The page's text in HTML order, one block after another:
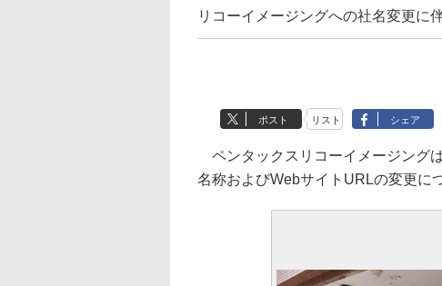
リコーイメージングへの社名変更に
ポスト リスト シェア
ペンタックスリコーイメージング
名称およびWebサイトURLの変更に